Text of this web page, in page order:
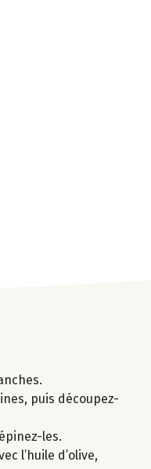
puis découpez-
les.
l’huile d’olive,